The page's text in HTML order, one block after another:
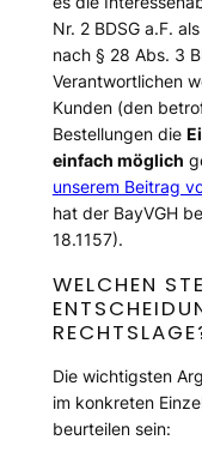
Nr. 2 BDSG a.F. als
nach § 28 Abs. 3
Verantwortlichen
Kunden (den
Bestellungen die
einfach möglich
unserem Beitrag
hat der BayVGH
18.1157).
WELCHEN
Die wichtigsten
im konkreten
beurteilen sein: